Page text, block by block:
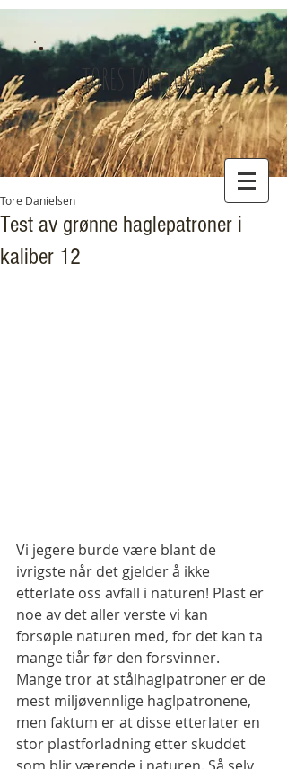
TORES JAKTTURER
Test av grønne haglepatroner i
kaliber 12
Tore Danielsen
Vi jegere burde være blant de
ivrigste når det gjelder å ikke
etterlate oss avfall i naturen! Plast er
noe av det aller verste vi kan
forsøple naturen med, for det kan ta
mange tiår før den forsvinner.
Mange tror at stålhaglpatroner er de
mest miljøvennlige haglpatronene,
men faktum er at disse etterlater en
stor plastforladning etter skuddet